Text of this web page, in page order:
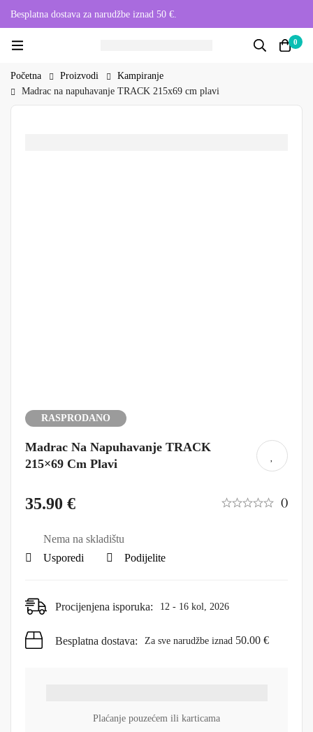
Besplatna dostava za narudžbe iznad 50 €.
0
Početna Proizvodi
Kampiranje
Madrac na napuhavanje TRACK 215x69 cm plavi
RASPRODANO
Madrac Na Napuhavanje TRACK
215×69 Cm Plavi
35.90 € ()
Nema na skladištu
Usporedi
Podijelite
Procijenjena isporuka: 12 - 16 kol, 2026
Besplatna dostava: Za sve narudžbe iznad 50.00 €
Plaćanje pouzećem ili karticama